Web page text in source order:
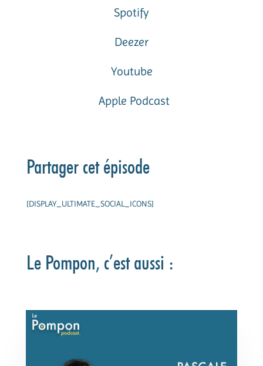
Spotify
Deezer
Youtube
Apple Podcast
Partager cet épisode
[DISPLAY_ULTIMATE_SOCIAL_ICONS]
Le Pompon, c’est aussi :